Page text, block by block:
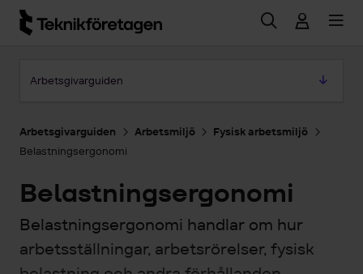
Hoppa till huvudinnehåll
Arbetsgivarguiden Arbetsmiljö
Fysisk arbetsmiljö
Belastningsergonomi
Belastningsergonomi
Belastningsergonomi handlar om hur
arbetsställningar, arbetsrörelser, fysisk
Arbetsgivarguiden